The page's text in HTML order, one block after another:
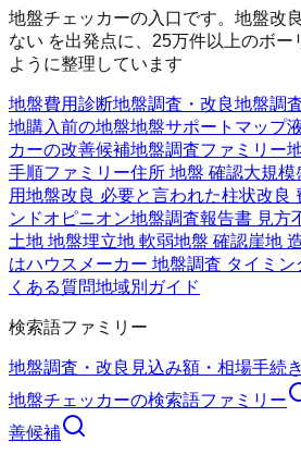
地盤チェッカーの入口です。地盤改
ない を出発点に、25万件以上のボー
ように整理しています
地盤費用診断地盤調査・改良地盤調
地購入前の地盤地盤サポートマップ
カーの改善候補地盤調査ファミリー
手順ファミリー住所 地盤 確認大規模
用地盤改良 必要と言われた柱状改良
ンドオピニオン地盤調査報告書 見方
土地 地盤埋立地 軟弱地盤 確認崖地
はハウスメーカー 地盤調査 タイミン
くある質問地域別ガイド
検索語ファミリー
地盤調査・改良 見込み額・相場手続
地盤チェッカーの検索語ファミリー
善候補